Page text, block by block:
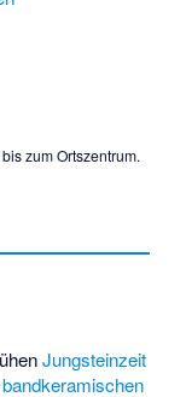
zum Ortszentrum.
Jungsteinzeit
bandkeramischen